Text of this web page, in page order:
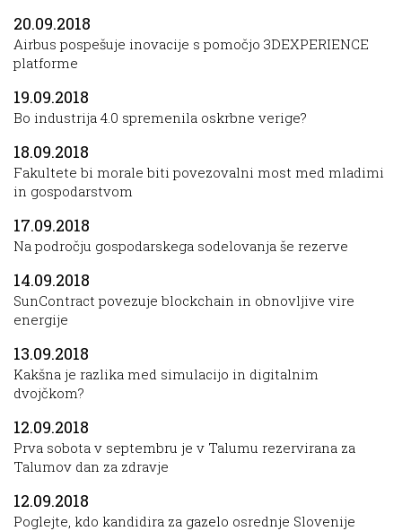
20.09.2018
Airbus pospešuje inovacije s pomočjo 3DEXPERIENCE
platforme
19.09.2018
Bo industrija 4.0 spremenila oskrbne verige?
18.09.2018
Fakultete bi morale biti povezovalni most med mladimi
in gospodarstvom
17.09.2018
Na področju gospodarskega sodelovanja še rezerve
14.09.2018
SunContract povezuje blockchain in obnovljive vire
energije
13.09.2018
Kakšna je razlika med simulacijo in digitalnim
dvojčkom?
12.09.2018
Prva sobota v septembru je v Talumu rezervirana za
Talumov dan za zdravje
12.09.2018
Poglejte, kdo kandidira za gazelo osrednje Slovenije